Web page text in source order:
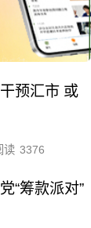
预汇市 或
读 3376
“筹款派对”